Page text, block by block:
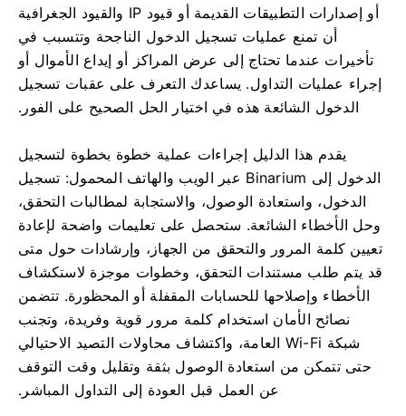
أو إصدارات التطبيقات القديمة أو قيود IP والقيود الجغرافية
أن تمنع عمليات تسجيل الدخول الناجحة وتتسبب في
تأخيرات عندما تحتاج إلى عرض المراكز أو إيداع الأموال أو
إجراء عمليات التداول. يساعدك التعرف على عقبات تسجيل
الدخول الشائعة هذه في اختيار الحل الصحيح على الفور.
يقدم هذا الدليل إجراءات عملية خطوة بخطوة لتسجيل
الدخول إلى Binarium عبر الويب والهاتف المحمول: تسجيل
الدخول، واستعادة الوصول، والاستجابة لمطالبات التحقق،
وحل الأخطاء الشائعة. ستحصل على تعليمات واضحة لإعادة
تعيين كلمة المرور والتحقق من الجهاز، وإرشادات حول متى
قد يتم طلب مستندات التحقق، وخطوات موجزة لاستكشاف
الأخطاء وإصلاحها للحسابات المقفلة أو المحظورة. تتضمن
نصائح الأمان استخدام كلمة مرور قوية وفريدة، وتجنب
شبكة Wi-Fi العامة، واكتشاف محاولات التصيد الاحتيالي
حتى تتمكن من استعادة الوصول بثقة وتقليل وقت التوقف
عن العمل قبل العودة إلى التداول المباشر.